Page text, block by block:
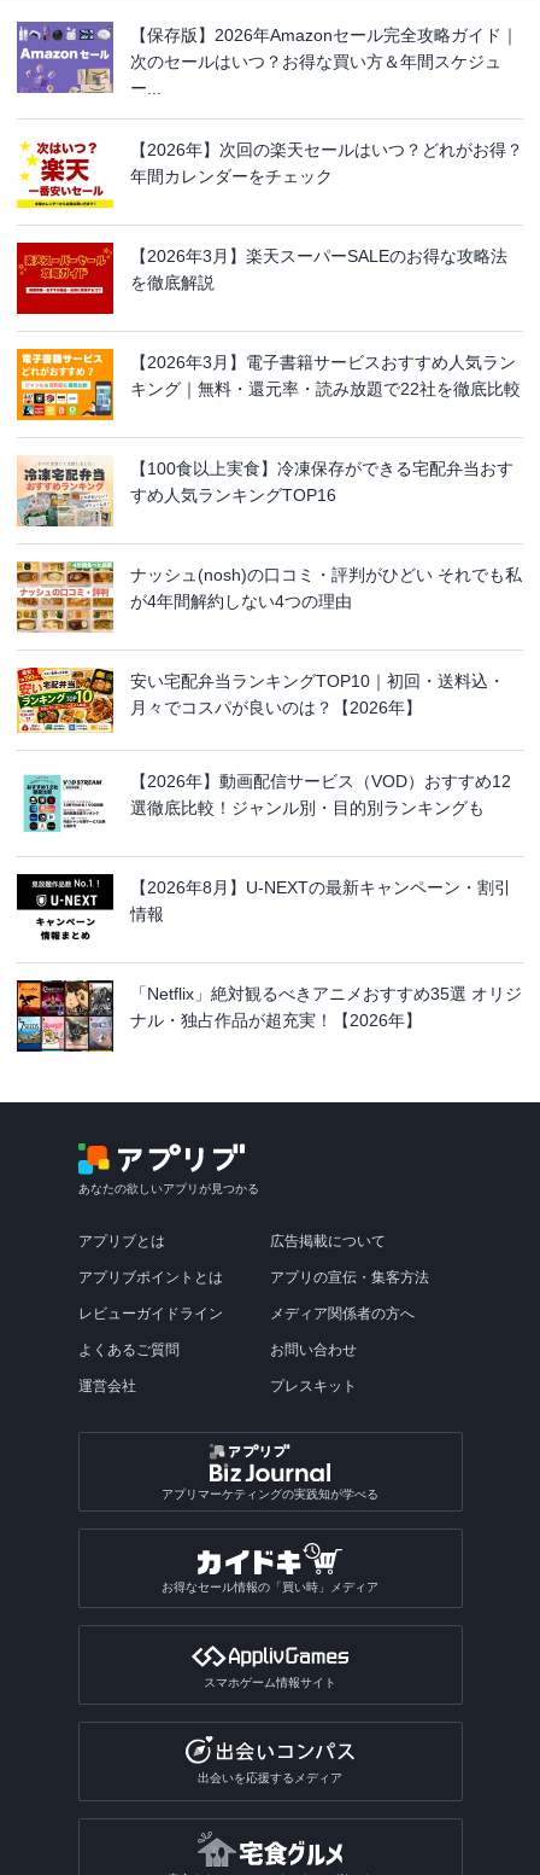
【保存版】2026年Amazonセール完全攻略ガイド｜
次のセールはいつ？お得な買い方＆年間スケジュ
ー...
【2026年】次回の楽天セールはいつ？どれがお得？
年間カレンダーをチェック
【2026年3月】楽天スーパーSALEのお得な攻略法
を徹底解説
【2026年3月】電子書籍サービスおすすめ人気ラン
キング｜無料・還元率・読み放題で22社を徹底比較
【100食以上実食】冷凍保存ができる宅配弁当おす
すめ人気ランキングTOP16
ナッシュ(nosh)の口コミ・評判がひどい それでも私
が4年間解約しない4つの理由
安い宅配弁当ランキングTOP10｜初回・送料込・
月々でコスパが良いのは？【2026年】
【2026年】動画配信サービス（VOD）おすすめ12
選徹底比較！ジャンル別・目的別ランキングも
【2026年8月】U-NEXTの最新キャンペーン・割引
情報
「Netflix」絶対観るべきアニメおすすめ35選 オリジ
ナル・独占作品が超充実！【2026年】
あなたの欲しいアプリが見つかる
アプリブとは
アプリブポイントとは
レビューガイドライン
よくあるご質問
運営会社
広告掲載について
アプリの宣伝・集客方法
メディア関係者の方へ
お問い合わせ
プレスキット
アプリマーケティングの実践知が学べる
お得なセール情報の「買い時」メディア
スマホゲーム情報サイト
出会いを応援するメディア